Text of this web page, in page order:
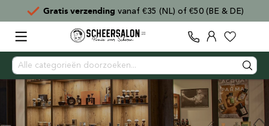
Gratis verzending vanaf €35 (NL) of €50 (BE & DE)